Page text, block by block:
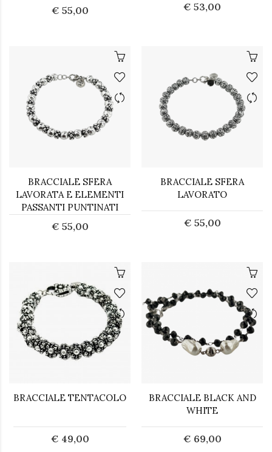
€ 55,00 € 53,00
BRACCIALE SFERA
LAVORATA E ELEMENTI
PASSANTI PUNTINATI
€ 55,00
BRACCIALE SFERA
LAVORATO
€ 55,00
BRACCIALE TENTACOLO
€ 49,00
BRACCIALE BLACK AND
WHITE
€ 69,00